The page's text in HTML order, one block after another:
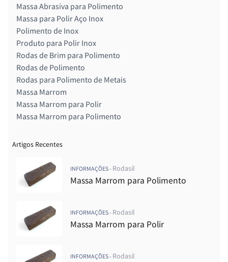
Massa Abrasiva para Polimento
Massa para Polir Aço Inox
Polimento de Inox
Produto para Polir Inox
Rodas de Brim para Polimento
Rodas de Polimento
Rodas para Polimento de Metais
Massa Marrom
Massa Marrom para Polir
Massa Marrom para Polimento
Artigos Recentes
INFORMAÇÕES - Rodasil
Massa Marrom para Polimento
INFORMAÇÕES - Rodasil
Massa Marrom para Polir
INFORMAÇÕES - Rodasil